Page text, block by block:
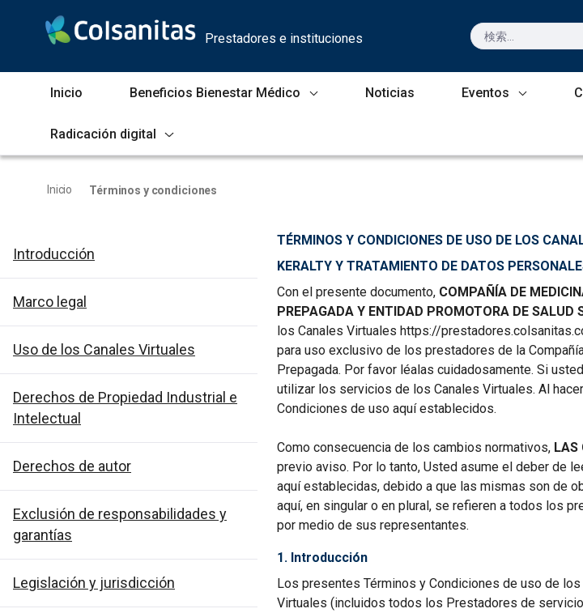
Skip to Main Content
Prestadores e instituciones
Inicio Beneficios Bienestar Médico Noticias Eventos
Radicación digital
Términos y condiciones
Inicio Términos y condiciones
Introducción
Marco legal
Uso de los Canales Virtuales
Derechos de Propiedad Industrial e
Intelectual
Derechos de autor
Exclusión de responsabilidades y
garantías
Legislación y jurisdicción
TÉRMINOS Y CONDICIONES DE USO DE LOS
KERALTY Y TRATAMIENTO DE DATOS
Con el presente documento, COMPAÑÍA DE
PREPAGADA Y ENTIDAD PROMOTORA DE
los Canales Virtuales https://
para uso exclusivo de los prestadores de la
Prepagada. Por favor léalas cuidadosamente. Si
utilizar los servicios de los Canales Virtuales. Al
Condiciones de uso aquí establecidos.
Como consecuencia de los cambios normativos, LAS
previo aviso. Por lo tanto, Usted asume el deber de
aquí establecidas, debido a que las mismas son de
aquí, en singular o en plural, se refieren a todos los
por medio de sus representantes.
1. Introducción
Los presentes Términos y Condiciones de uso de
Virtuales (incluidos todos los Prestadores de